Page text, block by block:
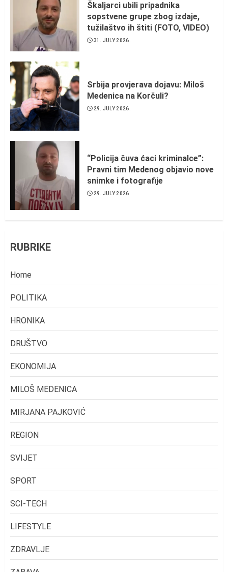
Škaljarci ubili pripadnika
sopstvene grupe zbog izdaje,
tužilaštvo ih štiti (FOTO, VIDEO)
31. JULY 2026.
Srbija provjerava dojavu: Miloš
Medenica na Korčuli?
29. JULY 2026.
“Policija čuva ćaci kriminalce”:
Pravni tim Medenog objavio nove
snimke i fotografije
29. JULY 2026.
RUBRIKE
Home
POLITIKA
HRONIKA
DRUŠTVO
EKONOMIJA
MILOŠ MEDENICA
MIRJANA PAJKOVIĆ
REGION
SVIJET
SPORT
SCI-TECH
LIFESTYLE
ZDRAVLJE